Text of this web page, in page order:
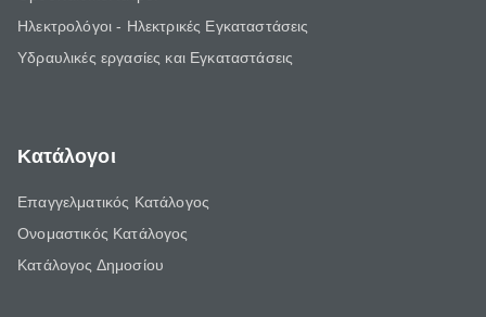
Ηλεκτρολόγοι - Ηλεκτρικές Εγκαταστάσεις
Υδραυλικές εργασίες και Εγκαταστάσεις
Κατάλογοι
Επαγγελματικός Κατάλογος
Ονομαστικός Κατάλογος
Κατάλογος Δημοσίου